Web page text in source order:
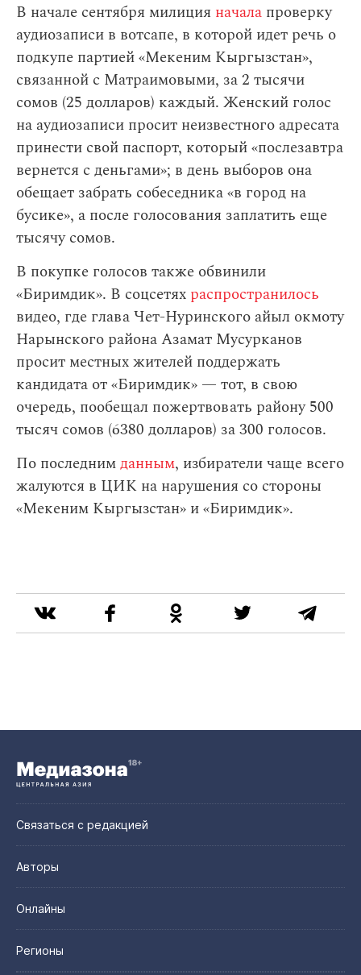
В начале сентября милиция начала проверку
аудиозаписи в вотсапе, в которой идет речь о
подкупе партией «Мекеним Кыргызстан»,
связанной с Матраимовыми, за 2 тысячи
сомов (25 долларов) каждый. Женский голос
на аудиозаписи просит неизвестного адресата
принести свой паспорт, который «послезавтра
вернется с деньгами»; в день выборов она
обещает забрать собеседника «в город на
бусике», а после голосования заплатить еще
тысячу сомов.
В покупке голосов также обвинили
«Биримдик». В соцсетях распространилось
видео, где глава Чет-Нуринского айыл окмоту
Нарынского района Азамат Мусурканов
просит местных жителей поддержать
кандидата от «Биримдик» — тот, в свою
очередь, пообещал пожертвовать району 500
тысяч сомов (6380 долларов) за 300 голосов.
По последнимданным, избиратели чаще всего
жалуются в ЦИК на нарушения со стороны
«Мекеним Кыргызстан» и «Биримдик».
Связаться с редакцией
Авторы
Онлайны
Регионы